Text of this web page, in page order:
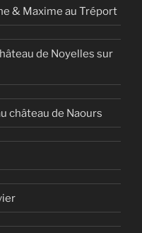
& Maxime au Tréport
de Noyelles sur
château de Naours